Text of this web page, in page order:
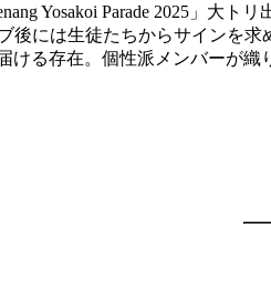
Yosakoi Parade 2025」大
には生徒たちからサインを求
ける存在。個性派メンバーが